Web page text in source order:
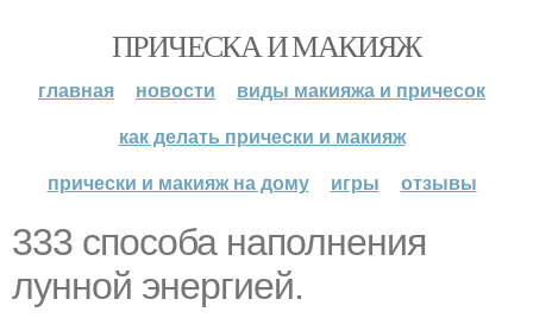
ПРИЧЕСКА И МАКИЯЖ
главная новости
виды макияжа и причесок
как делать прически и макияж
прически и макияж на дому
игры отзывы
333 способа наполнения
лунной энергией.